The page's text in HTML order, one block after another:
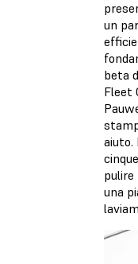
un
beta
Fleet
aiuto.
pulire
una